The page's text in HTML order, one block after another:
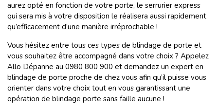
aurez opté en fonction de votre porte, le serrurier express
qui sera mis à votre disposition le réalisera aussi rapidement
qu’efficacement d’une manière irréprochable !
Vous hésitez entre tous ces types de blindage de porte et
vous souhaitez être accompagné dans votre choix ? Appelez
Allo Dépanne au 0980 800 900 et demandez un expert en
blindage de porte proche de chez vous afin qu’il puisse vous
orienter dans votre choix tout en vous garantissant une
opération de blindage porte sans faille aucune !